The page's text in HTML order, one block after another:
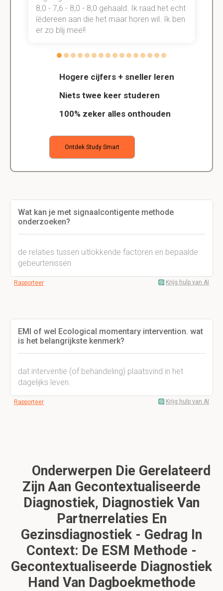
Hogere cijfers + sneller leren
Niets twee keer studeren
100% zeker alles onthouden
Ontdek Study Smart
8,0 - 7,6 - 8,0 - 8,0 gehaald. Ik raad het echt
íédereen aan die het maar horen wil. Ik ben
er zo blij mee!!
Wat kan je met signaalcontigente methode
onderzoeken?
de relaties tussen uitlokkende factoren en bepaalde
gebeurtenissen.
Rapporteer Krijg hulp van AI
EMI of wel Ecological momentary intervention. wat
is het belangrijkste kenmerk?
dat interventie (of behandeling) plaatsvind in het
dagelijks leven.
Rapporteer Krijg hulp van AI
Onderwerpen Die Gerelateerd
Zijn Aan Gecontextualiseerde
Diagnostiek, Diagnostiek Van
Partnerrelaties En
Gezinsdiagnostiek - Gedrag In
Context: De ESM Methode -
Gecontextualiseerde Diagnostiek
Hand Van Dagboekmethode